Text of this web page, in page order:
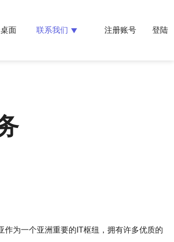
面 联系我们 注册账号 登陆
为一个亚洲重要的IT枢纽，拥有许多优质的